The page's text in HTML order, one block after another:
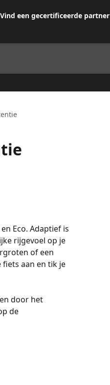
Vind een gecertificeerde partner
Eco. Adaptief is
rijgevoel op je
of een
aan en tik je
door het
de